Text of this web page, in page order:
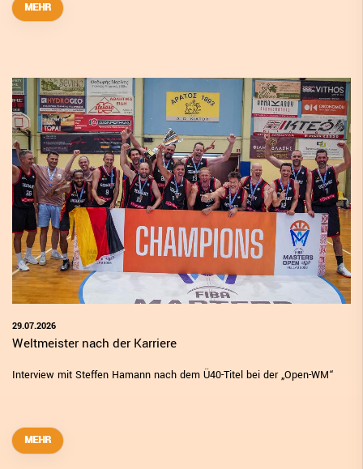
MEHR
29.07.2026
Weltmeister nach der Karriere
Interview mit Steffen Hamann nach dem Ü40-Titel bei der „Open-WM“
MEHR